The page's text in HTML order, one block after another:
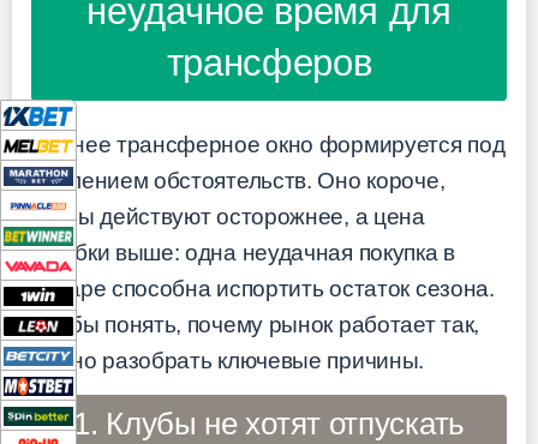
неудачное время для
трансферов
Зимнее трансферное окно формируется под
давлением обстоятельств. Оно короче,
клубы действуют осторожнее, а цена
ошибки выше: одна неудачная покупка в
январе способна испортить остаток сезона.
Чтобы понять, почему рынок работает так,
важно разобрать ключевые причины.
1. Клубы не хотят отпускать